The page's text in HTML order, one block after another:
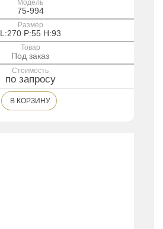
Модель
75-994
Размер
L:270 P:55 H:93
Товар
Под заказ
Стоимость
по запросу
В КОРЗИНУ